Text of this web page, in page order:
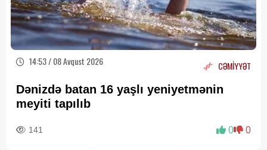
14:53 / 08 Avqust 2026 CƏMİYYƏT
Dənizdə batan 16 yaşlı yeniyetmənin
meyiti tapılıb
141 0 0